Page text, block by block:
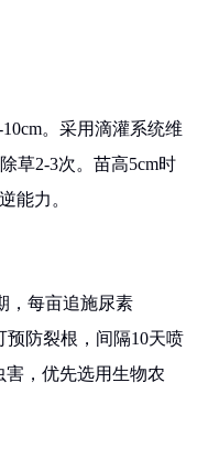
。采用滴灌系统维
草2-3次。苗高5cm时
能力。
，每亩追施尿素
预防裂根，间隔10天喷
，优先选用生物农